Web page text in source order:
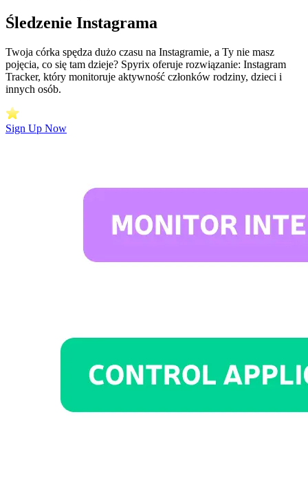
Śledzenie Instagrama
Twoja córka spędza dużo czasu na Instagramie, a Ty nie masz
pojęcia, co się tam dzieje? Spyrix oferuje rozwiązanie: Instagram
Tracker, który monitoruje aktywność członków rodziny, dzieci i
innych osób.
Sign Up Now